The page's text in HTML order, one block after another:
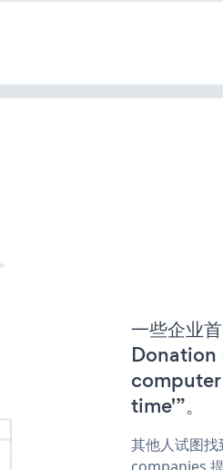
一些企业
Donation
time'”。
其他人试图